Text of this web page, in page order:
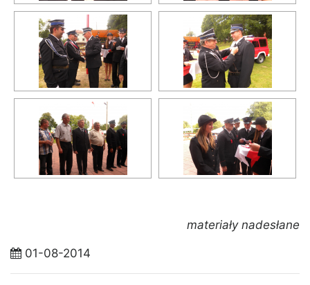
materiały nadesłane
01-08-2014